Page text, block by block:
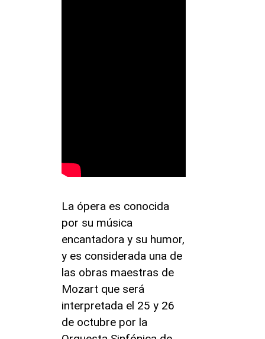
La ópera es conocida
por su música
encantadora y su humor,
y es considerada una de
las obras maestras de
Mozart que será
interpretada el 25 y 26
de octubre por la